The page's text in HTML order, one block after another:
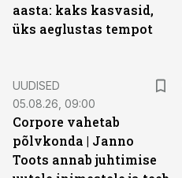
aasta: kaks kasvasid,
üks aeglustas tempot
UUDISED
05.08.26, 09:00
Corpore vahetab
põlvkonda | Janno
Toots annab juhtimise